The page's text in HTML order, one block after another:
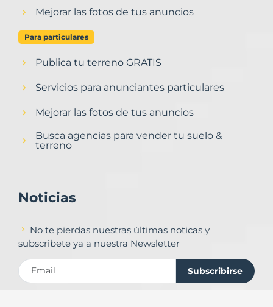
Mejorar las fotos de tus anuncios
Para particulares
Publica tu terreno GRATIS
Servicios para anunciantes particulares
Mejorar las fotos de tus anuncios
Busca agencias para vender tu suelo &
terreno
Noticias
No te pierdas nuestras últimas noticas y
subscribete ya a nuestra Newsletter
Subscribirse